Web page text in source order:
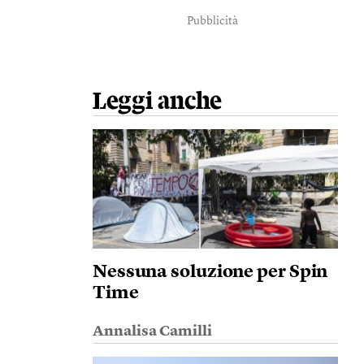
Pubblicità
Leggi anche
Nessuna soluzione per Spin
Time
Annalisa Camilli